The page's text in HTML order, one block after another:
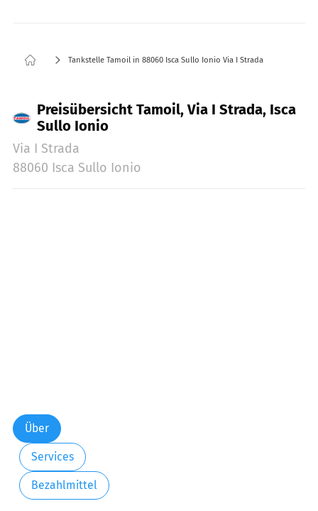
Tankstelle Tamoil in 88060 Isca Sullo Ionio Via I Strada
Preisübersicht Tamoil, Via I Strada, Isca
Sullo Ionio
Via I Strada
88060 Isca Sullo Ionio
Über
Services
Bezahlmittel